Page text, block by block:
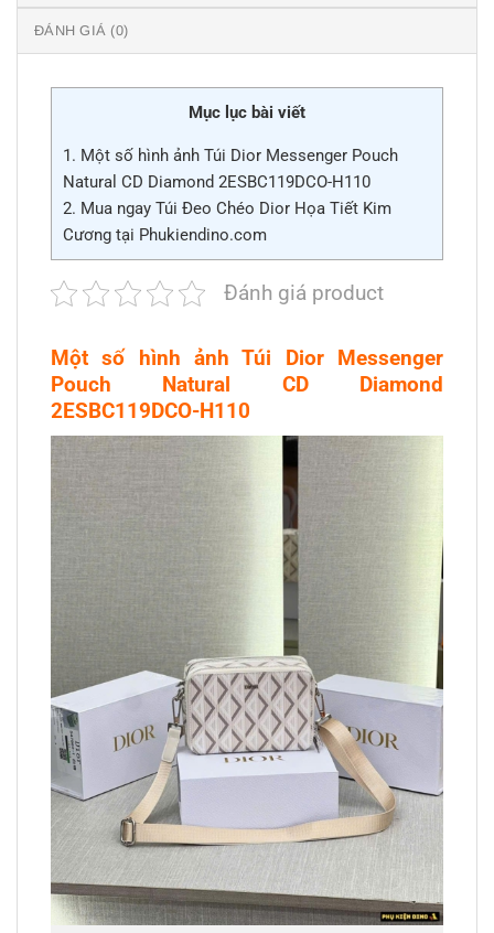
ĐÁNH GIÁ (0)
Mục lục bài viết
1. Một số hình ảnh Túi Dior Messenger Pouch
Natural CD Diamond 2ESBC119DCO-H110
2. Mua ngay Túi Đeo Chéo Dior Họa Tiết Kim
Cương tại Phukiendino.com
Đánh giá product
Một số hình ảnh Túi Dior Messenger
Pouch Natural CD Diamond
2ESBC119DCO-H110